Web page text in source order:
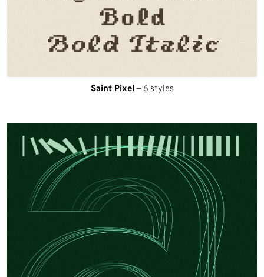
Saint Pixel— 6 styles